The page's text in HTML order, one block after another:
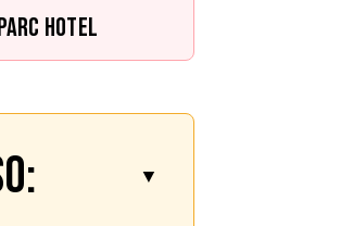
Hotel
▼